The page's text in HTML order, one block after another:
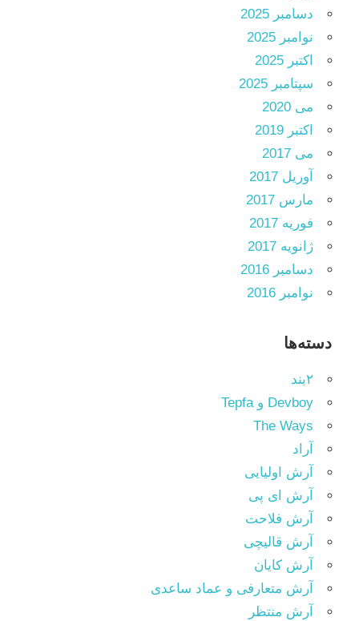
دسامبر 2025
نوامبر 2025
اکتبر 2025
سپتامبر 2025
می 2020
اکتبر 2019
می 2017
آوریل 2017
مارس 2017
فوریه 2017
ژانویه 2017
دسامبر 2016
نوامبر 2016
دسته‌ها
۲بند
Devboy و Tepfa
The Ways
آراد
آرش اولیایی
آرش ای پی
آرش فلاحت
آرش قالیچی
آرش کایان
آرش متعارفی و عماد ساعدی
آرش منتظر